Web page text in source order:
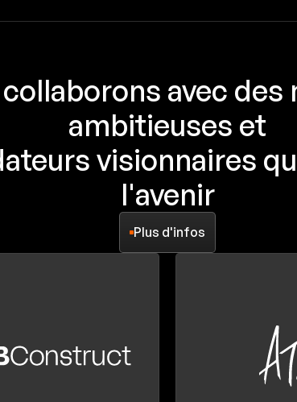
avec des
ambitieuses et
visionnaires
l'avenir
Plus d'infos